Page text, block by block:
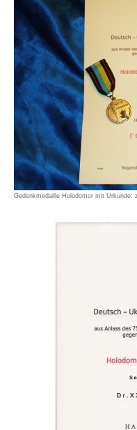
Gedenkmedaille Holodomor mit Urkunde: